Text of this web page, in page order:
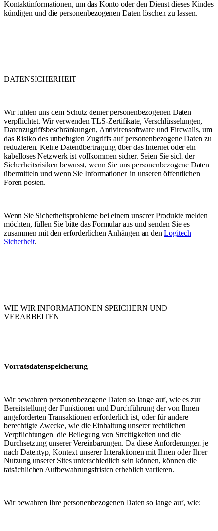
Kontaktinformationen, um das Konto oder den Dienst dieses Kindes
kündigen und die personenbezogenen Daten löschen zu lassen.
DATENSICHERHEIT
Wir fühlen uns dem Schutz deiner personenbezogenen Daten
verpflichtet. Wir verwenden TLS-Zertifikate, Verschlüsselungen,
Datenzugriffsbeschränkungen, Antivirensoftware und Firewalls, um
das Risiko des unbefugten Zugriffs auf personenbezogene Daten zu
reduzieren. Keine Datenübertragung über das Internet oder ein
kabelloses Netzwerk ist vollkommen sicher. Seien Sie sich der
Sicherheitsrisiken bewusst, wenn Sie uns personenbezogene Daten
übermitteln und wenn Sie Informationen in unseren öffentlichen
Foren posten.
Wenn Sie Sicherheitsprobleme bei einem unserer Produkte melden
möchten, füllen Sie bitte das Formular aus und senden Sie es
zusammen mit den erforderlichen Anhängen an den Logitech
Sicherheit.
WIE WIR INFORMATIONEN SPEICHERN UND
VERARBEITEN
Vorratsdatenspeicherung
Wir bewahren personenbezogene Daten so lange auf, wie es zur
Bereitstellung der Funktionen und Durchführung der von Ihnen
angeforderten Transaktionen erforderlich ist, oder für andere
berechtigte Zwecke, wie die Einhaltung unserer rechtlichen
Verpflichtungen, die Beilegung von Streitigkeiten und die
Durchsetzung unserer Vereinbarungen. Da diese Anforderungen je
nach Datentyp, Kontext unserer Interaktionen mit Ihnen oder Ihrer
Nutzung unserer Sites unterschiedlich sein können, können die
tatsächlichen Aufbewahrungsfristen erheblich variieren.
Wir bewahren Ihre personenbezogenen Daten so lange auf, wie: